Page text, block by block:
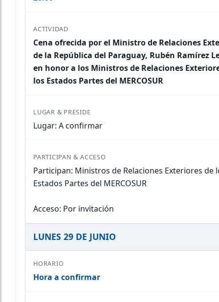
Cena ofrecida por el Ministro de Relaciones
de la República del Paraguay, Rubén Ramírez
en honor a los Ministros de Relaciones
los Estados Partes del MERCOSUR
Lugar: A confirmar
Participan: Ministros de Relaciones Exteriores de
Estados Partes del MERCOSUR
Acceso: Por invitación
LUNES 29 DE JUNIO
Hora a confirmar